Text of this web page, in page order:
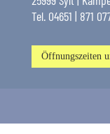
Tel. 04651 | 871
Öffnungszeiten